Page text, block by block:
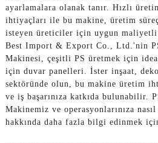
ayarlamalara olanak tanır. Hızlı
ihtiyaçları ile bu makine, üretim
isteyen üreticiler için uygun maliyetli
Best Import & Export Co., Ltd.'nin
Makinesi, çeşitli PS üretmek için
için duvar panelleri. İster inşaat,
sektöründe olun, bu makine üretim
ve iş başarınıza katkıda bulunabilir.
Makinemiz ve operasyonlarınıza
hakkında daha fazla bilgi edinmek